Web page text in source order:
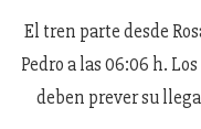
El tren parte desde
Pedro a las 06:06 h.
deben prever su